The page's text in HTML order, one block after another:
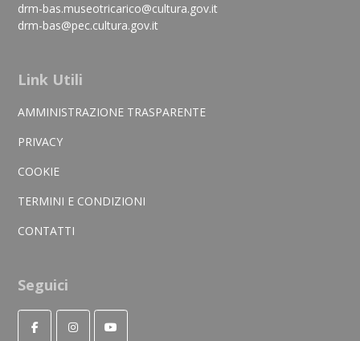
drm-bas.museotricarico@cultura.gov.it
drm-bas@pec.cultura.gov.it
Link Utili
AMMINISTRAZIONE TRASPARENTE
PRIVACY
COOKIE
TERMINI E CONDIZIONI
CONTATTI
Seguici